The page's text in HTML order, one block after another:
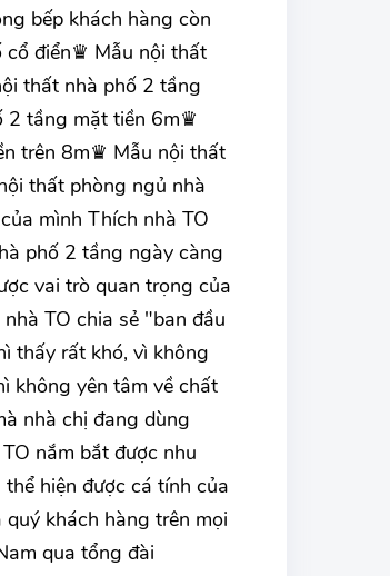
bếp khách hàng còn
cổ điển♛ Mẫu nội thất
thất nhà phố 2 tầng
2 tầng mặt tiền 6m♛
trên 8m♛ Mẫu nội thất
thất phòng ngủ nhà
mình Thích nhà TO
phố 2 tầng ngày càng
vai trò quan trọng của
TO chia sẻ "ban đầu
thấy rất khó, vì không
không yên tâm về chất
nhà chị đang dùng
nắm bắt được nhu
hiện được cá tính của
khách hàng trên mọi
qua tổng đài